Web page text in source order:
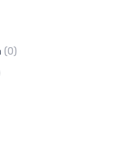
(0)